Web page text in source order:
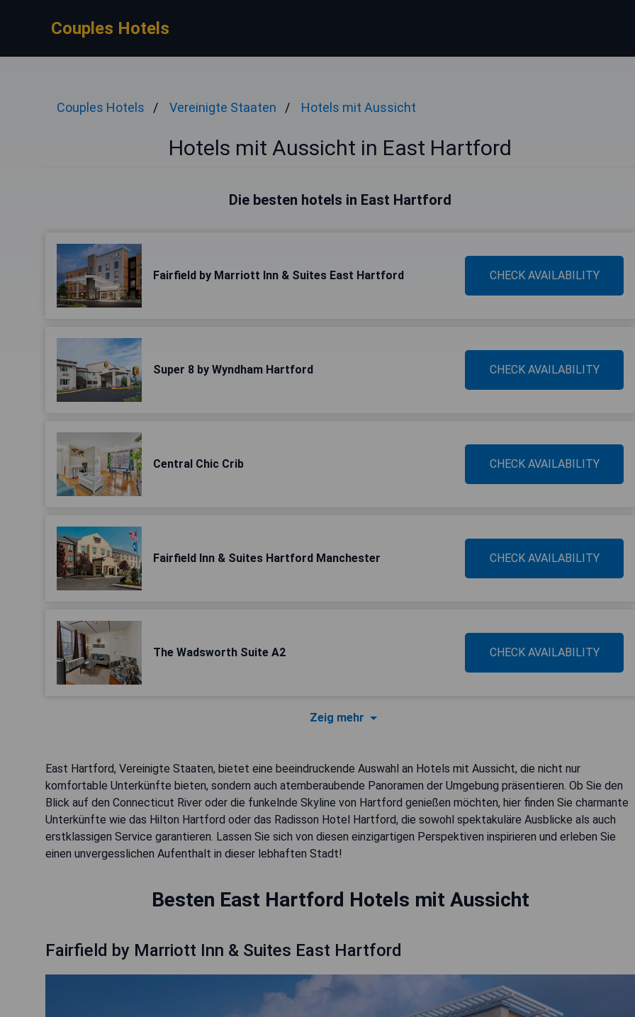
Couples Hotels
Couples Hotels Vereinigte Staaten Hotels mit Aussicht
Hotels mit Aussicht in East Hartford
Die besten hotels in East Hartford
Fairfield by Marriott Inn & Suites East Hartford CHECK AVAILABILITY
Super 8 by Wyndham Hartford CHECK AVAILABILITY
Central Chic Crib CHECK AVAILABILITY
Fairfield Inn & Suites Hartford Manchester CHECK AVAILABILITY
The Wadsworth Suite A2 CHECK AVAILABILITY
Zeig mehr
East Hartford, Vereinigte Staaten, bietet eine beeindruckende Auswahl an Hotels mit Aussicht, die nicht nur
komfortable Unterkünfte bieten, sondern auch atemberaubende Panoramen der Umgebung präsentieren. Ob Sie den
Blick auf den Connecticut River oder die funkelnde Skyline von Hartford genießen möchten, hier finden Sie charmante
Unterkünfte wie das Hilton Hartford oder das Radisson Hotel Hartford, die sowohl spektakuläre Ausblicke als auch
erstklassigen Service garantieren. Lassen Sie sich von diesen einzigartigen Perspektiven inspirieren und erleben Sie
einen unvergesslichen Aufenthalt in dieser lebhaften Stadt!
Besten East Hartford Hotels mit Aussicht
Fairfield by Marriott Inn & Suites East Hartford